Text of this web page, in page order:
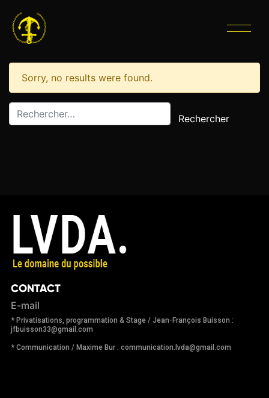
CATÉGORIE :
ARTBÉNISTE
Sorry, no results were found.
Rechercher :
CONTACT
E-mail
* Privatisations, programmation & Stage / Jean-François Buisson :
jfbuisson33@gmail.com
* Communication / Maxime Bur : communication.lvda@gmail.com